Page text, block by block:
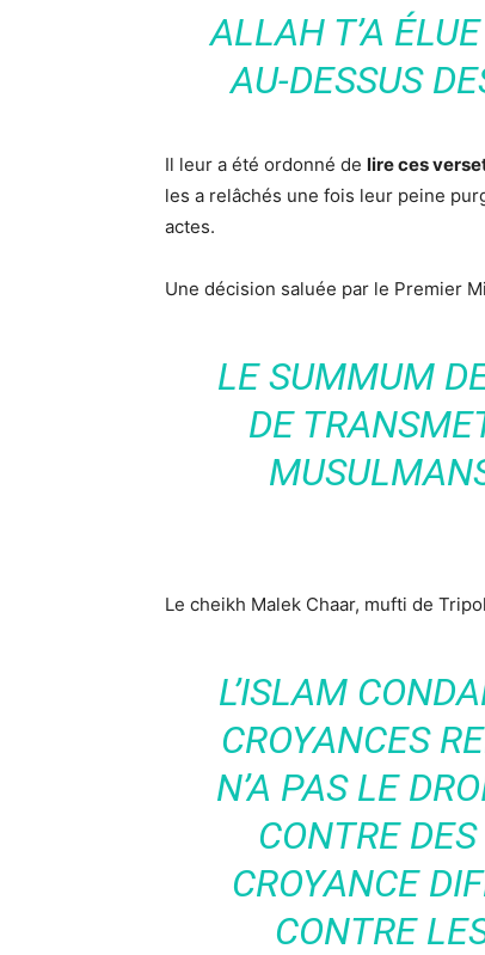
ALLAH T’A
AU-DESSUS
Il leur a été ordonné de lire ces
les a relâchés une fois leur peine
actes.
Une décision saluée par le Premier
LE SUMMUM
DE
Le cheikh Malek Chaar, mufti de
L’ISLAM
CROYANCES
N’A PAS LE
CONTRE
CROYANCE
CONTRE